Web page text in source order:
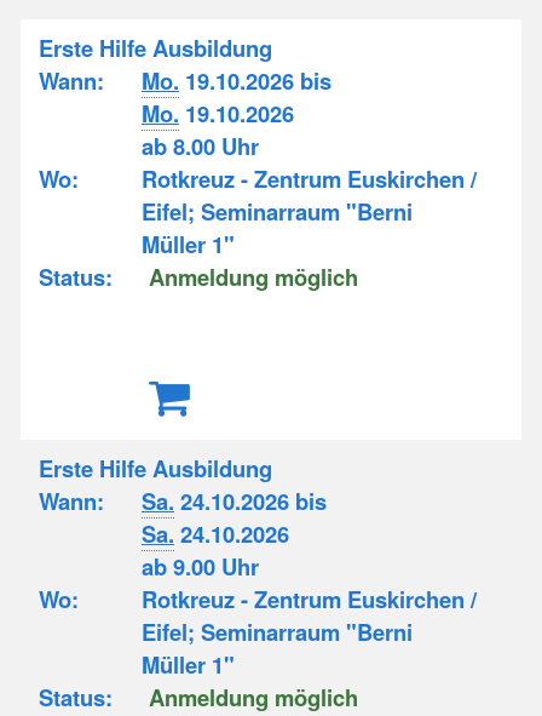
Erste Hilfe Ausbildung
Wann:
Mo. 19.10.2026 bis
Mo. 19.10.2026
ab 8.00 Uhr
Wo:
Rotkreuz - Zentrum Euskirchen /
Eifel; Seminarraum "Berni
Müller 1"
Status:
Anmeldung möglich
Erste Hilfe Ausbildung
Wann:
Sa. 24.10.2026 bis
Sa. 24.10.2026
ab 9.00 Uhr
Wo:
Rotkreuz - Zentrum Euskirchen /
Eifel; Seminarraum "Berni
Müller 1"
Status:
Anmeldung möglich